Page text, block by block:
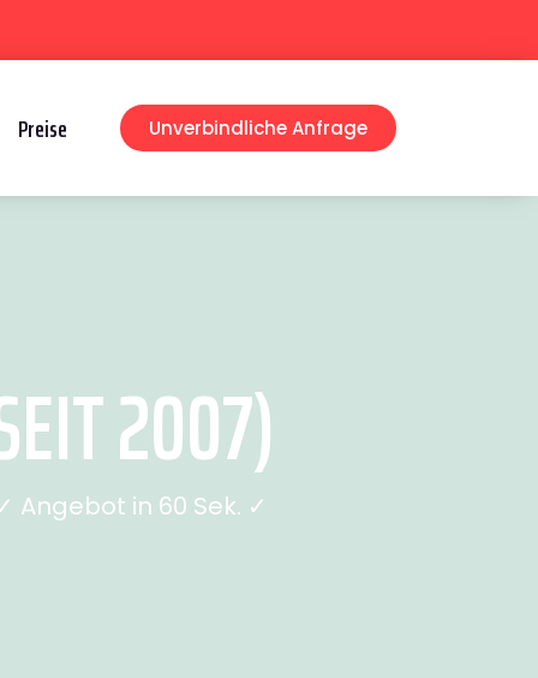
Preise Unverbindliche Anfrage
2007)
Angebot in 60 Sek. ✓